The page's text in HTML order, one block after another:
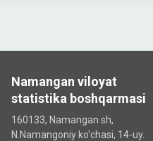
Namangan viloyat
statistika boshqarmasi
160133, Namangan sh,
N.Namangoniy ko'chasi, 14-uy.